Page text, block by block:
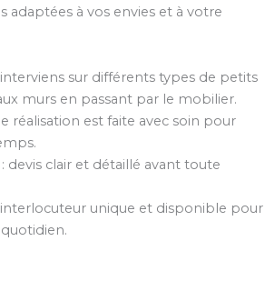
adaptées à vos envies et à votre
sur différents types de petits
murs en passant par le mobilier.
réalisation est faite avec soin pour
devis clair et détaillé avant toute
unique et disponible pour